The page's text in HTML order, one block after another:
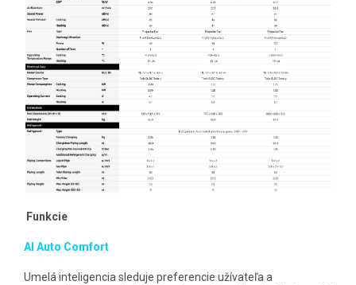
Funkcie
AI Auto Comfort
Umelá inteligencia sleduje preferencie užívateľa a